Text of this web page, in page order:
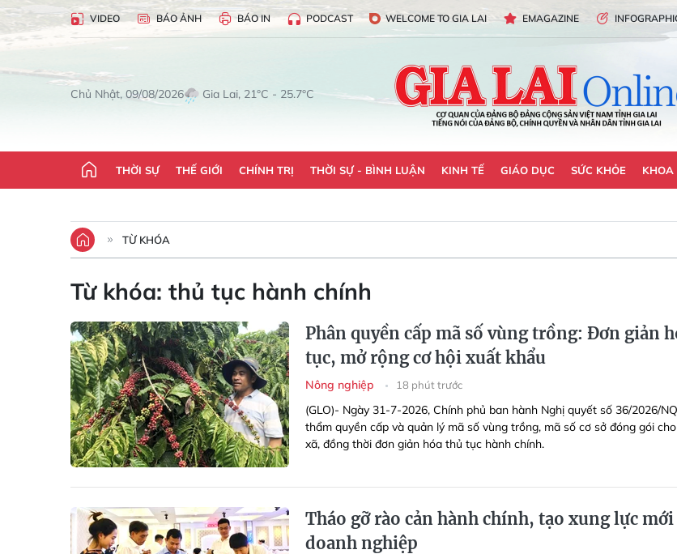
VIDEO BÁO ẢNH BÁO IN PODCAST WELCOME TO GIA LAI EMAGAZINE
Chủ Nhật, 09/08/2026 Gia Lai, 21°C - 25.7°C
THỜI SỰ THẾ GIỚI CHÍNH TRỊ THỜI SỰ - BÌNH LUẬN KINH TẾ GIÁO DỤC SỨC KHỎE KHOA
TỪ KHÓA
Từ khóa: thủ tục hành chính
Phân quyền cấp mã số vùng trồng: Đơn giản
tục, mở rộng cơ hội xuất khẩu
Nông nghiệp 18 phút trước
(GLO)- Ngày 31-7-2026, Chính phủ ban hành Nghị quyết số 36/2026/
thẩm quyền cấp và quản lý mã số vùng trồng, mã số cơ sở đóng gói
xã, đồng thời đơn giản hóa thủ tục hành chính.
Tháo gỡ rào cản hành chính, tạo xung lực mới
doanh nghiệp